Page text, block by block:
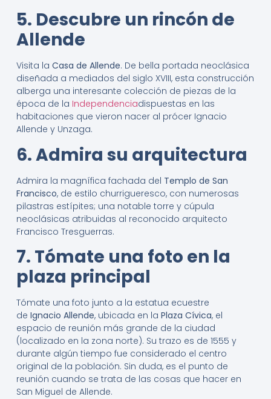
5. Descubre un rincón de
Allende
Visita la Casa de Allende. De bella portada neoclásica
diseñada a mediados del siglo XVIII, esta construcción
alberga una interesante colección de piezas de la
época de la Independenciadispuestas en las
habitaciones que vieron nacer al prócer Ignacio
Allende y Unzaga.
6. Admira su arquitectura
Admira la magnífica fachada del Templo de San
Francisco, de estilo churrigueresco, con numerosas
pilastras estípites; una notable torre y cúpula
neoclásicas atribuidas al reconocido arquitecto
Francisco Tresguerras.
7. Tómate una foto en la
plaza principal
Tómate una foto junto a la estatua ecuestre
de Ignacio Allende, ubicada en la Plaza Cívica, el
espacio de reunión más grande de la ciudad
(localizado en la zona norte). Su trazo es de 1555 y
durante algún tiempo fue considerado el centro
original de la población. Sin duda, es el punto de
reunión cuando se trata de las cosas que hacer en
San Miguel de Allende.